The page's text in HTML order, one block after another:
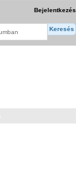
Bejelentkezés